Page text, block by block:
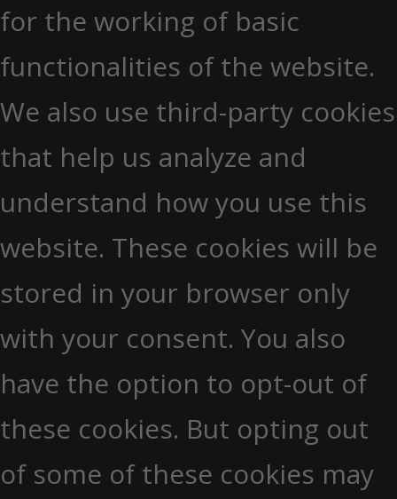
for the working of basic
functionalities of the website.
We also use third-party cookies
that help us analyze and
understand how you use this
website. These cookies will be
stored in your browser only
with your consent. You also
have the option to opt-out of
these cookies. But opting out
of some of these cookies may